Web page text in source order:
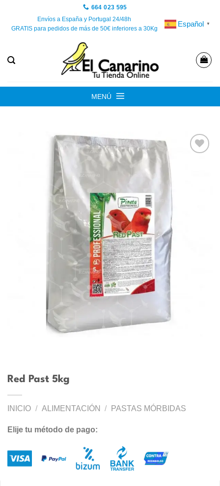
contenido
664 023 595
Envíos a España y Portugal 24/48h
GRATIS para pedidos de más de 50€ inferiores a 30Kg
Español ▼
MENÚ
Red Past 5kg
INICIO / ALIMENTACIÓN / PASTAS MÓRBIDAS
Elije tu método de pago: